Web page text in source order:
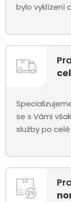
bylo vyklízení
se s Vámi
služby po celé